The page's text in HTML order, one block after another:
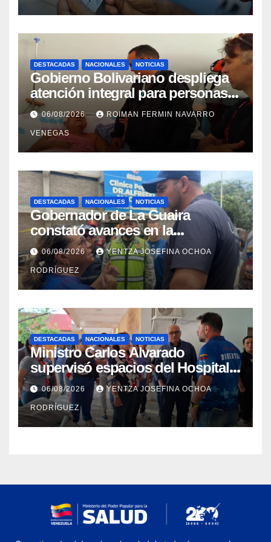
DESTACADAS NACIONALES NOTICIAS
Gobierno Bolivariano despliega
atención integral para personas
con discapacidad en
campamentos de La Guaira
06/08/2026 ROIMAN FERMIN NAVARRO
VENEGAS
DESTACADAS NACIONALES NOTICIAS
Gobernador de La Guaira
constató avances en la
rehabilitación del Hospitalito de
Catia la Mar
06/08/2026 YENTZA JOSEFINA OCHOA
RODRÍGUEZ
DESTACADAS NACIONALES NOTICIAS
Ministro Carlos Alvarado
supervisó espacios del Hospital
Dermatológico Dr. Martín Vegas
en La Guaira
06/08/2026 YENTZA JOSEFINA OCHOA
RODRÍGUEZ